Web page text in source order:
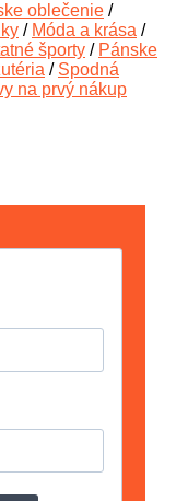
oblečenie /
/ Móda a krása /
športy / Pánske
/ Spodná
na prvý nákup